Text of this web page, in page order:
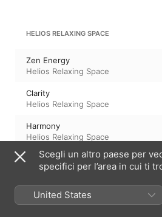
HELIOS RELAXING SPACE
Zen Energy
Helios Relaxing Space
Clarity
Helios Relaxing Space
Harmony
Helios Relaxing Space
Blooming Lotus
Helios Relaxing Space
Introspection
Helios Relaxing Space
Scegli un altro paese per
specifici per l’area in cui ti
United States